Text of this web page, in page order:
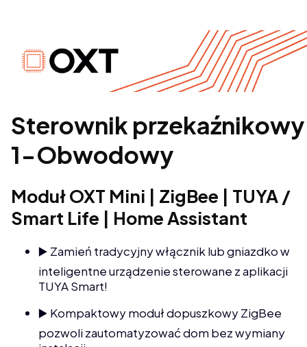
Sterownik przekaźnikowy
1-Obwodowy
Moduł OXT Mini | ZigBee | TUYA /
Smart Life | Home Assistant
▶️ Zamień tradycyjny włącznik lub gniazdko w
inteligentne urządzenie sterowane z aplikacji
TUYA Smart!
▶️ Kompaktowy moduł dopuszkowy ZigBee
pozwoli zautomatyzować dom bez wymiany